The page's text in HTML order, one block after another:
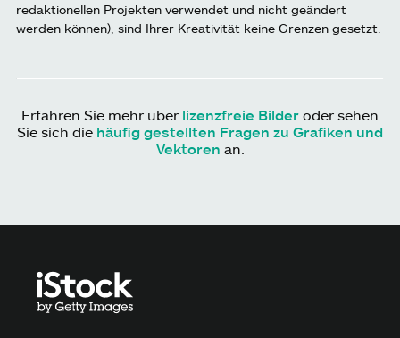
redaktionellen Projekten verwendet und nicht geändert
werden können), sind Ihrer Kreativität keine Grenzen gesetzt.
Erfahren Sie mehr über lizenzfreie Bilder oder sehen
Sie sich die häufig gestellten Fragen zu Grafiken und
Vektoren an.